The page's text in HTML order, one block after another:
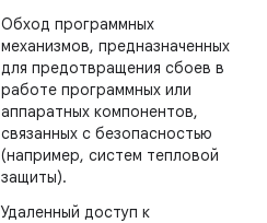
Обход программных
механизмов, предназначенных
для предотвращения сбоев в
работе программных или
аппаратных компонентов,
связанных с безопасностью
(например, систем тепловой
защиты).
Удаленный доступ к